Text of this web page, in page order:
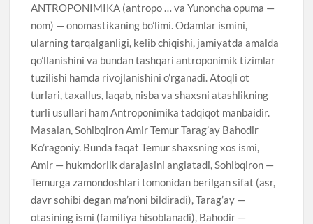
ANTROPONIMIKA (antropo … va Yunoncha opuma —
nom) — onomastikaning bo’limi. Odamlar ismini,
ularning tarqalganligi, kelib chiqishi, jamiyatda amalda
qo’llanishini va bundan tashqari antroponimik tizimlar
tuzilishi hamda rivojlanishini o’rganadi. Atoqli ot
turlari, taxallus, laqab, nisba va shaxsni atashlikning
turli usullari ham Antroponimika tadqiqot manbaidir.
Masalan, Sohibqiron Amir Temur Tarag’ay Bahodir
Ko’ragoniy. Bunda faqat Temur shaxsning xos ismi,
Amir — hukmdorlik darajasini anglatadi, Sohibqiron —
Temurga zamondoshlari tomonidan berilgan sifat (asr,
davr sohibi degan ma’noni bildiradi), Tarag’ay —
otasining ismi (familiya hisoblanadi), Bahodir —